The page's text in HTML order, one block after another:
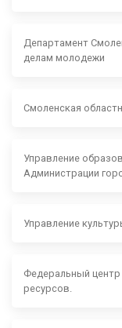
Департамент
делам молодежи
Смоленская
Управление
Администрации
Управление
Федеральный
ресурсов.